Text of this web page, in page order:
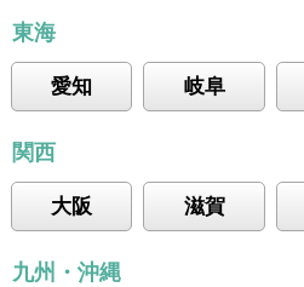
東海
愛知 岐阜
関西
大阪 滋賀
九州・沖縄